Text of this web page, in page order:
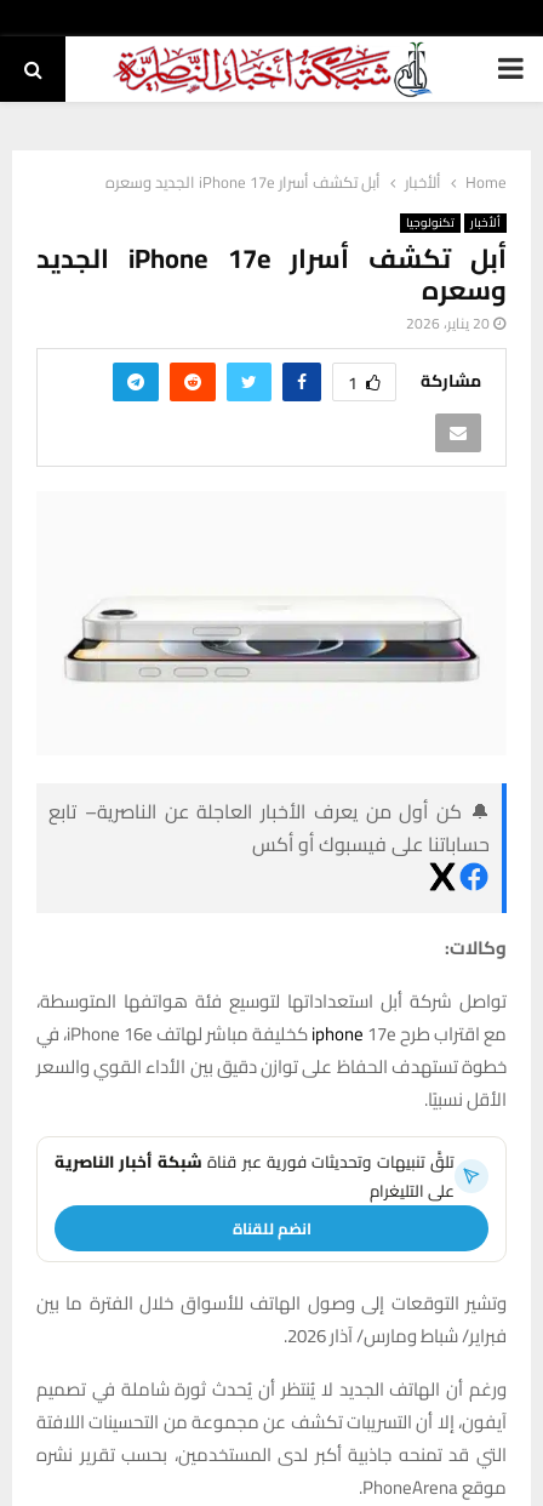
PRIMARY
Home ألأخبار أبل تكشف أسرار iPhone 17e الجديد وسعره
ألأخبار تكنولوجيا
أبل تكشف أسرار iPhone 17e الجديد
وسعره
20 يناير، 2026
مشاركة 1
🔔 كن أول من يعرف الأخبار العاجلة عن الناصرية– تابع
حساباتنا على فيسبوك أو أكس
وكالات:
تواصل شركة أبل استعداداتها لتوسيع فئة هواتفها المتوسطة،
مع اقتراب طرح
iphone
17e كخليفة مباشر لهاتف iPhone 16e، في
خطوة تستهدف الحفاظ على توازن دقيق بين الأداء القوي والسعر
الأقل نسبيًا.
تلقَّ تنبيهات وتحديثات فورية عبر قناةشبكة أخبار الناصرية
على التليغرام
انضم للقناة
وتشير التوقعات إلى وصول الهاتف للأسواق خلال الفترة ما بين
فبراير/ شباط ومارس/ آذار 2026.
ورغم أن الهاتف الجديد لا يُنتظر أن يُحدث ثورة شاملة في تصميم
آيفون، إلا أن التسريبات تكشف عن مجموعة من التحسينات اللافتة
التي قد تمنحه جاذبية أكبر لدى المستخدمين، بحسب تقرير نشره
موقع PhoneArena.